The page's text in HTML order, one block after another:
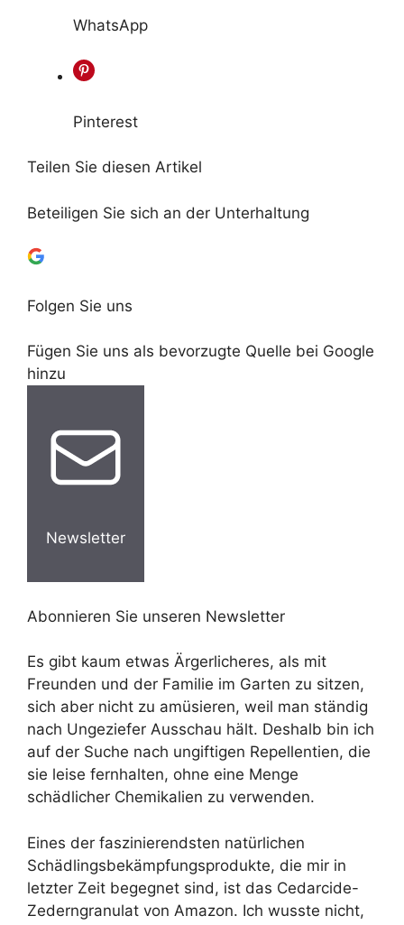
WhatsApp
Pinterest
Teilen Sie diesen Artikel
Beteiligen Sie sich an der Unterhaltung
Folgen Sie uns
Fügen Sie uns als bevorzugte Quelle bei Google
hinzu
Newsletter
Abonnieren Sie unseren Newsletter
Es gibt kaum etwas Ärgerlicheres, als mit
Freunden und der Familie im Garten zu sitzen,
sich aber nicht zu amüsieren, weil man ständig
nach Ungeziefer Ausschau hält. Deshalb bin ich
auf der Suche nach ungiftigen Repellentien, die
sie leise fernhalten, ohne eine Menge
schädlicher Chemikalien zu verwenden.
Eines der faszinierendsten natürlichen
Schädlingsbekämpfungsprodukte, die mir in
letzter Zeit begegnet sind, ist das Cedarcide-
Zederngranulat von Amazon. Ich wusste nicht,